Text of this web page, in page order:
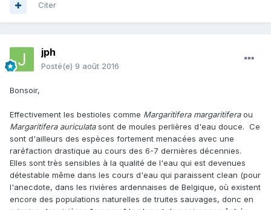
Citer
jph
Posté(e) 9 août 2016
Bonsoir,
Effectivement les bestioles comme Margaritifera margaritiferaou
Margaritifera auriculatasont de moules perlières d'eau douce. Ce
sont d'ailleurs des espèces fortement menacées avec une
raréfaction drastique au cours des 6-7 dernières décennies.
Elles sont très sensibles à la qualité de l'eau qui est devenues
détestable même dans les cours d'eau qui paraissent clean (pour
l'anecdote, dans les rivières ardennaises de Belgique, où existent
encore des populations naturelles de truites sauvages, donc en